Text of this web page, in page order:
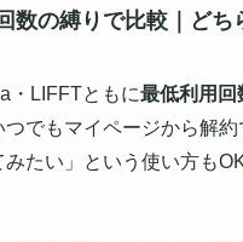
数の縛りで比較｜どち
・LIFFTともに最低利用回
つでもマイページから解
みたい」という使い方もOK